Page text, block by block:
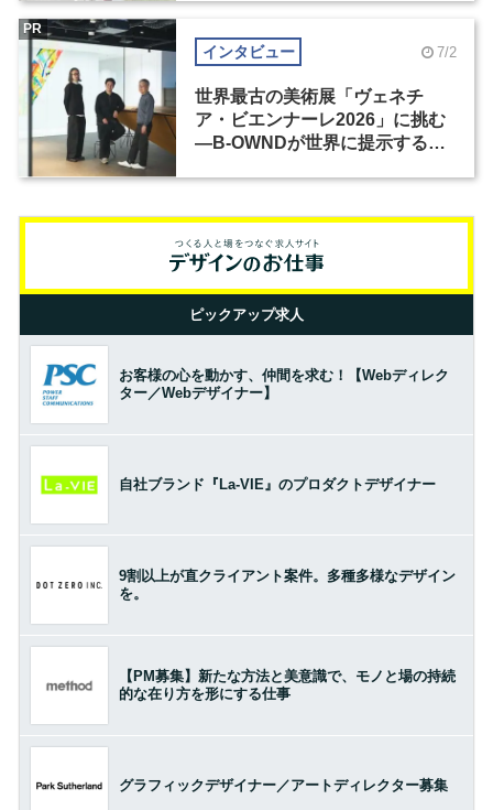
インタビュー 7/2
世界最古の美術展「ヴェネチ
ア・ビエンナーレ2026」に挑む
―B-OWNDが世界に提示する美
PR
ピックアップ求人
お客様の心を動かす、仲間を求む！【Webディレク
ター／Webデザイナー】
自社ブランド『La-VIE』のプロダクトデザイナー
9割以上が直クライアント案件。多種多様なデザイン
を。
【PM募集】新たな方法と美意識で、モノと場の持続
的な在り方を形にする仕事
グラフィックデザイナー／アートディレクター募集